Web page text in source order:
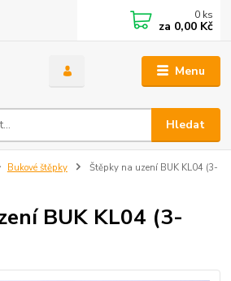
Menu
Hledat
0 ks
za 0,00 Kč
Bukové štěpky
Štěpky na uzení BUK KL04 (3-
BUK KL04 (3-